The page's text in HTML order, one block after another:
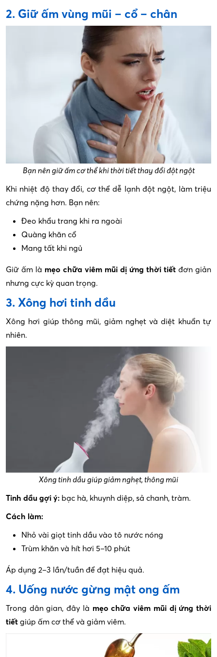
2. Giữ ấm vùng mũi – cổ – chân
Bạn nên giữ ấm cơ thể khi thời tiết thay đổi đột ngột
Khi nhiệt độ thay đổi, cơ thể dễ lạnh đột ngột, làm triệu
chứng nặng hơn. Bạn nên:
Đeo khẩu trang khi ra ngoài
Quàng khăn cổ
Mang tất khi ngủ
Giữ ấm là mẹo chữa viêm mũi dị ứng thời tiết đơn giản
nhưng cực kỳ quan trọng.
3. Xông hơi tinh dầu
Xông hơi giúp thông mũi, giảm nghẹt và diệt khuẩn tự
nhiên.
Xông tinh dầu giúp giảm nghẹt, thông mũi
Tinh dầu gợi ý: bạc hà, khuynh diệp, sả chanh, tràm.
Cách làm:
Nhỏ vài giọt tinh dầu vào tô nước nóng
Trùm khăn và hít hơi 5–10 phút
Áp dụng 2–3 lần/tuần để đạt hiệu quả.
4. Uống nước gừng mật ong ấm
Trong dân gian, đây là mẹo chữa viêm mũi dị ứng thời
tiết giúp ấm cơ thể và giảm viêm.